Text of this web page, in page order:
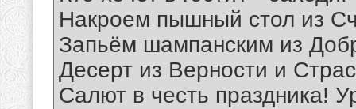
Накроем пышный стол из
Запьём шампанским из
Десерт из Верности и
Салют в честь праздника!